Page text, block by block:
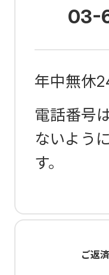
03-
年中無休
電話番号
ないよう
す。
ご返